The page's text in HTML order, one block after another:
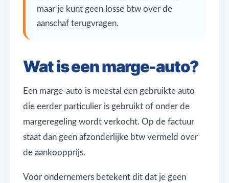
maar je kunt geen losse btw over de
aanschaf terugvragen.
Wat is een marge-auto?
Een marge-auto is meestal een gebruikte auto
die eerder particulier is gebruikt of onder de
margeregeling wordt verkocht. Op de factuur
staat dan geen afzonderlijke btw vermeld over
de aankoopprijs.
Voor ondernemers betekent dit dat je geen